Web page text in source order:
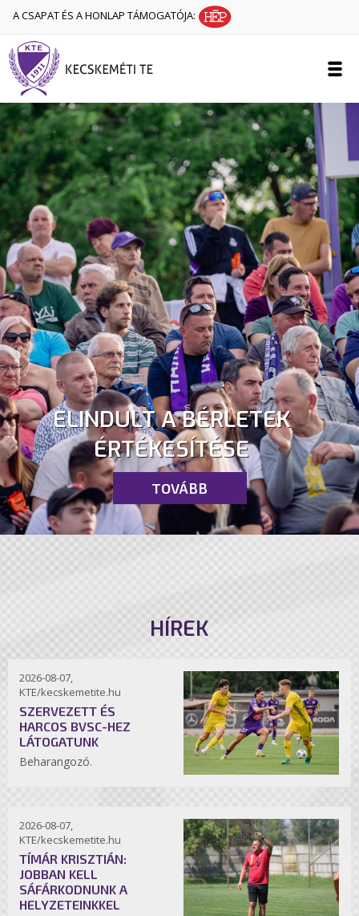
A CSAPAT ÉS A HONLAP TÁMOGATÓJA:
ELINDULT A BÉRLETEK
ÉRTÉKESÍTÉSE
TOVÁBB
HÍREK
2026-08-07,
KTE/kecskemetite.hu
SZERVEZETT ÉS
HARCOS BVSC-HEZ
LÁTOGATUNK
Beharangozó.
2026-08-07,
KTE/kecskemetite.hu
TÍMÁR KRISZTIÁN:
JOBBAN KELL
SÁFÁRKODNUNK A
HELYZETEINKKEL